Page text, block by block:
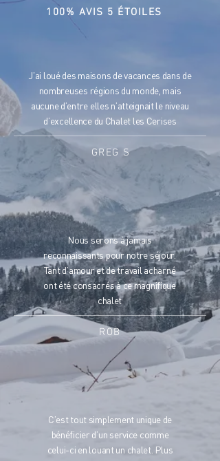
100% AVIS 5 ÉTOILES
J’ai loué des maisons de vacances dans de
nombreuses régions du monde, mais
aucune d’entre elles n’atteignait le niveau
d’excellence du Chalet les Cerises
GREG S
Nous serons à jamais
reconnaissants pour notre séjour.
Tant d’amour et de travail acharné
ont été consacrés à ce magnifique
chalet
ROB
C’est tout simplement unique de
bénéficier d’un service comme
celui-ci en louant un chalet. Plus